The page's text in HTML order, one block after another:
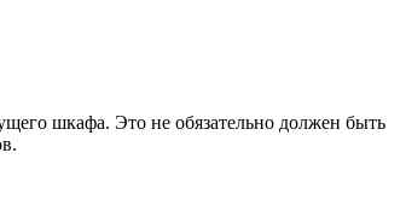
шкафа. Это не обязательно должен быть